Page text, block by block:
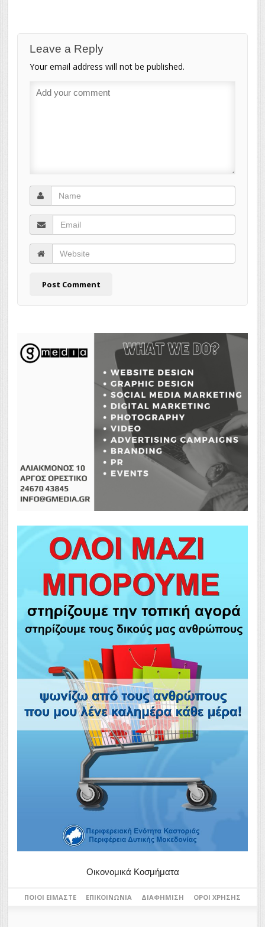
Leave a Reply
Your email address will not be published.
Οικονομικά Κοσμήματα
ΠΟΙΟΙ ΕΊΜΑΣΤΕ ΕΠΙΚΟΙΝΩΝΊΑ ΔΙΑΦΉΜΙΣΗ ΌΡΟΙ ΧΡΉΣΗΣ